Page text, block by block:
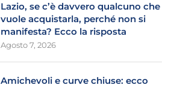
Lazio, se c’è davvero qualcuno che
vuole acquistarla, perché non si
manifesta? Ecco la risposta
Agosto 7, 2026
Amichevoli e curve chiuse: ecco